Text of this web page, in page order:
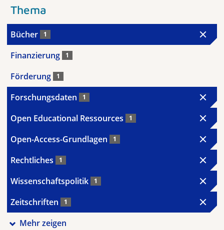
Thema
Bücher 1
Finanzierung 1
Förderung 1
Forschungsdaten 1
Open Educational Ressources 1
Open-Access-Grundlagen 1
Rechtliches 1
Wissenschaftspolitik 1
Zeitschriften 1
Mehr zeigen